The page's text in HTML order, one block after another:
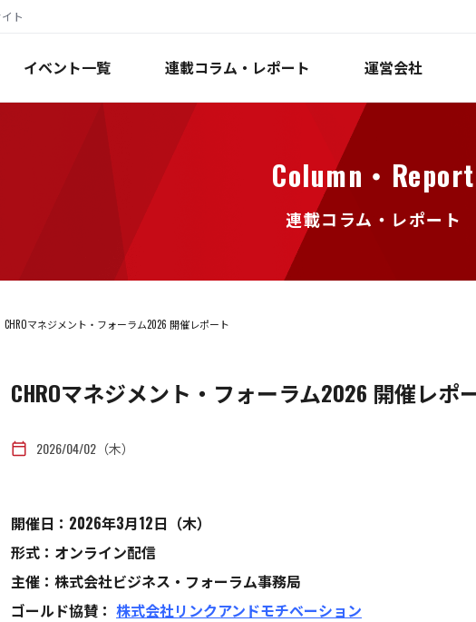
ト
イベント一覧 連載コラム・レポート 運営会社
Column・Report
連載コラム・レポート
CHROマネジメント・フォーラム2026 開催レポート
CHROマネジメント・フォーラム2026 開催レポ
calendar_today 2026/04/02（木）
開催日：2026年3月12日（木）
形式：オンライン配信
主催：株式会社ビジネス・フォーラム事務局
ゴールド協賛： 株式会社リンクアンドモチベーション